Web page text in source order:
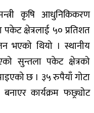
कृषि आधुनिकिकरण
क्षेत्रलाई ५० प्रतिशत
भएको थियो । स्थानीय
सुन्तला पकेट क्षेत्रको
छ । ३५ रुपैयाँ गोटा
कार्यक्रम फछ्र्योट